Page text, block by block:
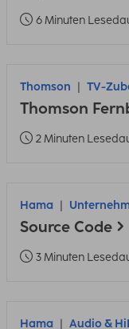
6 Minuten
Thomson TV-
Thomson
2 Minuten
Hama
Source Code
3 Minuten
Hama Audio &